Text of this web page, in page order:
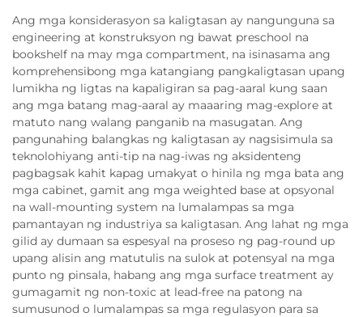
Ang mga konsiderasyon sa kaligtasan ay nangunguna sa
engineering at konstruksyon ng bawat preschool na
bookshelf na may mga compartment, na isinasama ang
komprehensibong mga katangiang pangkaligtasan upang
lumikha ng ligtas na kapaligiran sa pag-aaral kung saan
ang mga batang mag-aaral ay maaaring mag-explore at
matuto nang walang panganib na masugatan. Ang
pangunahing balangkas ng kaligtasan ay nagsisimula sa
teknolohiyang anti-tip na nag-iwas ng aksidenteng
pagbagsak kahit kapag umakyat o hinila ng mga bata ang
mga cabinet, gamit ang mga weighted base at opsyonal
na wall-mounting system na lumalampas sa mga
pamantayan ng industriya sa kaligtasan. Ang lahat ng mga
gilid ay dumaan sa espesyal na proseso ng pag-round up
upang alisin ang matutulis na sulok at potensyal na mga
punto ng pinsala, habang ang mga surface treatment ay
gumagamit ng non-toxic at lead-free na patong na
sumusunod o lumalampas sa mga regulasyon para sa